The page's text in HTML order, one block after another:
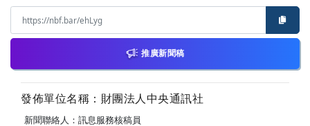
推廣新聞稿
發佈單位名稱：財團法人中央通訊社
新聞聯絡人：訊息服務核稿員